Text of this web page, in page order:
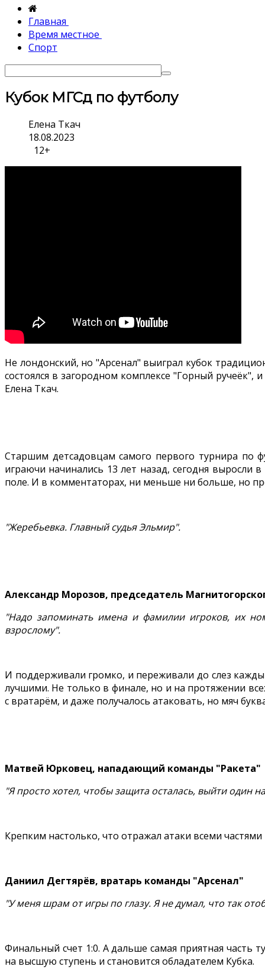
Главная
Время местное
Спорт
Кубок МГСд по футболу
Елена Ткач
18.08.2023
12+
Не лондонский, но "Арсенал" выиграл кубок
состоялся в загородном комплексе "Горный
Елена Ткач.
Старшим детсадовцам самого первого турнира по
играючи начинались 13 лет назад, сегодня выросли
поле. И в комментаторах, ни меньше ни больше, но
"Жеребьевка. Главный судья Эльмир".
Александр Морозов, председатель
"Надо запоминать имена и фамилии игроков, их
взрослому".
И поддерживали громко, и переживали до слез
лучшими. Не только в финале, но и на протяжении
с вратарём, и даже получалось атаковать, но мяч
Матвей Юрковец, нападающий команды "Ракета"
"Я просто хотел, чтобы защита осталась, выйти один
Крепким настолько, что отражал атаки всеми
Даниил Дегтярёв, вратарь команды "Арсенал"
"У меня шрам от игры по глазу. Я не думал, что так
Финальный счет 1:0. А дальше самая приятная часть
на высшую ступень и становится обладателем Кубка.